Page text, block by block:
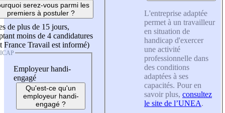
serez-vous parmi les
premiers à postuler ?
de plus de 15 jours,
moins de 4 candidatures
France Travail est informé)
Employeur handi-
engagé
Qu'est-ce qu'un
employeur handi-
engagé ?
L'entreprise adaptée
permet à un travailleur
en situation de
handicap d'exercer
une activité
professionnelle dans
des conditions
adaptées à ses
capacités. Pour en
savoir plus, consultez
le site de l’UNEA.